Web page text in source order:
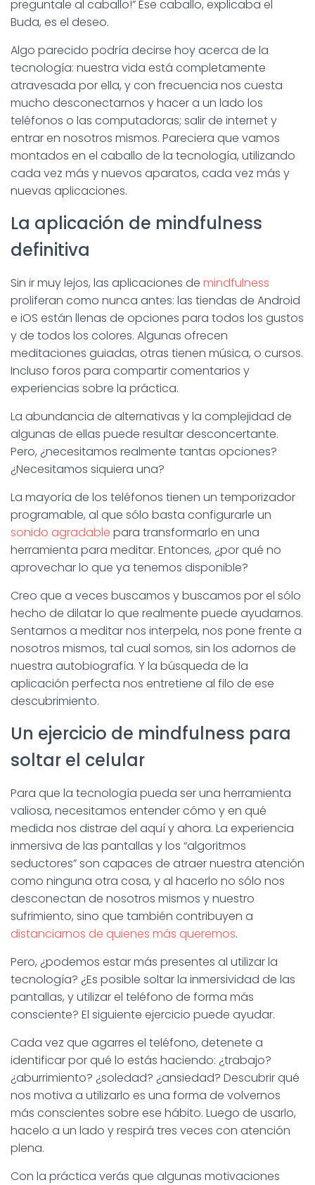
preguntale al caballo!” Ese caballo, explicaba el
Buda, es el deseo.
Algo parecido podría decirse hoy acerca de la
tecnología: nuestra vida está completamente
atravesada por ella, y con frecuencia nos cuesta
mucho desconectarnos y hacer a un lado los
teléfonos o las computadoras; salir de internet y
entrar en nosotros mismos. Pareciera que vamos
montados en el caballo de la tecnología, utilizando
cada vez más y nuevos aparatos, cada vez más y
nuevas aplicaciones.
La aplicación de mindfulness
definitiva
Sin ir muy lejos, las aplicaciones de mindfulness
proliferan como nunca antes: las tiendas de Android
e iOS están llenas de opciones para todos los gustos
y de todos los colores. Algunas ofrecen
meditaciones guiadas, otras tienen música, o cursos.
Incluso foros para compartir comentarios y
experiencias sobre la práctica.
La abundancia de alternativas y la complejidad de
algunas de ellas puede resultar desconcertante.
Pero, ¿necesitamos realmente tantas opciones?
¿Necesitamos siquiera una?
La mayoría de los teléfonos tienen un temporizador
programable, al que sólo basta configurarle un
sonido agradable para transformarlo en una
herramienta para meditar. Entonces, ¿por qué no
aprovechar lo que ya tenemos disponible?
Creo que a veces buscamos y buscamos por el sólo
hecho de dilatar lo que realmente puede ayudarnos.
Sentarnos a meditar nos interpela, nos pone frente a
nosotros mismos, tal cual somos, sin los adornos de
nuestra autobiografía. Y la búsqueda de la
aplicación perfecta nos entretiene al filo de ese
descubrimiento.
Un ejercicio de mindfulness para
soltar el celular
Para que la tecnología pueda ser una herramienta
valiosa, necesitamos entender cómo y en qué
medida nos distrae del aquí y ahora. La experiencia
inmersiva de las pantallas y los “algoritmos
seductores” son capaces de atraer nuestra atención
como ninguna otra cosa, y al hacerlo no sólo nos
desconectan de nosotros mismos y nuestro
sufrimiento, sino que también contribuyen a
distanciarnos de quienes más queremos.
Pero, ¿podemos estar más presentes al utilizar la
tecnología? ¿Es posible soltar la inmersividad de las
pantallas, y utilizar el teléfono de forma más
consciente? El siguiente ejercicio puede ayudar.
Cada vez que agarres el teléfono, detenete a
identificar por qué lo estás haciendo: ¿trabajo?
¿aburrimiento? ¿soledad? ¿ansiedad? Descubrir qué
nos motiva a utilizarlo es una forma de volvernos
más conscientes sobre ese hábito. Luego de usarlo,
hacelo a un lado y respirá tres veces con atención
plena.
Con la práctica verás que algunas motivaciones